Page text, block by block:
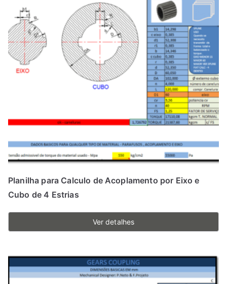
Planilha para Calculo de Acoplamento por Eixo e
Cubo de 4 Estrias
Ver detalhes